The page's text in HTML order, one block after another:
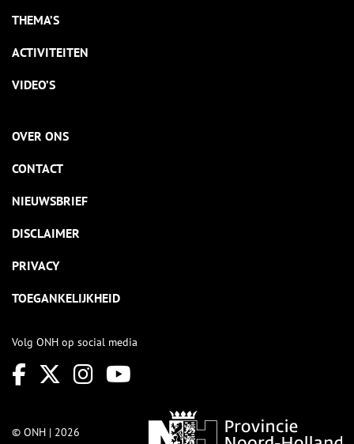
THEMA’S
ACTIVITEITEN
VIDEO’S
OVER ONS
CONTACT
NIEUWSBRIEF
DISCLAIMER
PRIVACY
TOEGANKELIJKHEID
Volg ONH op social media
© ONH | 2026